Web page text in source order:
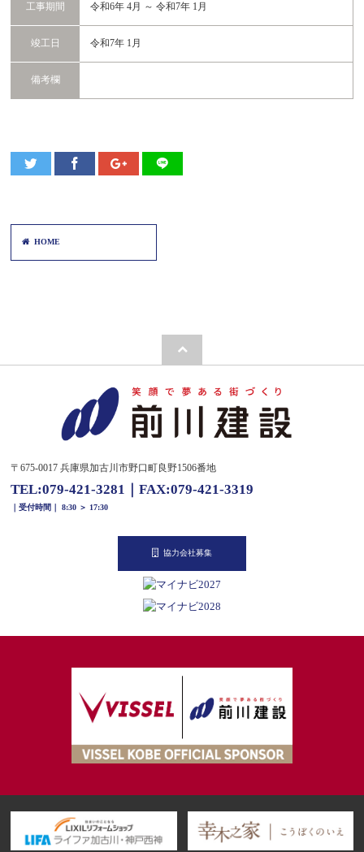
工事期間 令和6年 4月 ～ 令和7年 1月
竣工日 令和7年 1月
備考欄
HOME
〒675-0017 兵庫県加古川市野口町良野1506番地
TEL:079-421-3281 FAX:079-421-3319
｜受付時間｜ 8:30 ＞ 17:30
協力会社募集